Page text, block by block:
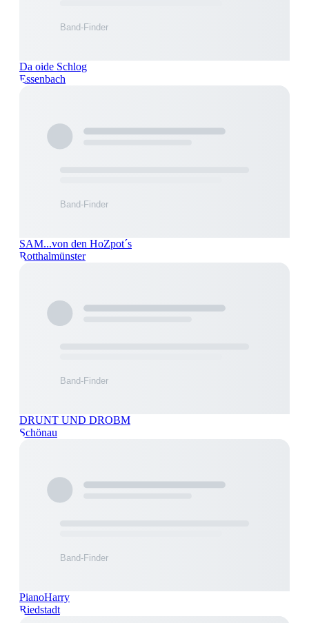
Da oide Schlog
Essenbach
SAM...von den HoZpot´s
Rotthalmünster
DRUNT UND DROBM
Schönau
PianoHarry
Riedstadt